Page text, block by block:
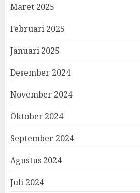
Maret 2025
Februari 2025
Januari 2025
Desember 2024
November 2024
Oktober 2024
September 2024
Agustus 2024
Juli 2024